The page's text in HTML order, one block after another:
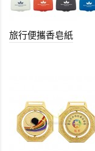
旅行便攜香皂紙